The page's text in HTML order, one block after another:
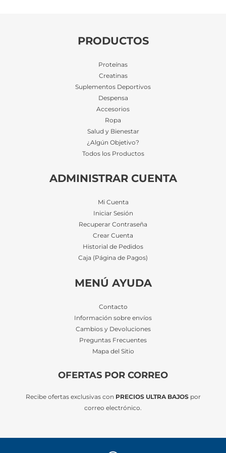
PRODUCTOS
Proteínas
Creatinas
Suplementos Deportivos
Despensa
Accesorios
Ropa
Salud y Bienestar
¿Algún Objetivo?
Todos los Productos
ADMINISTRAR CUENTA
Mi Cuenta
Iniciar Sesión
Recuperar Contraseña
Crear Cuenta
Historial de Pedidos
Caja (Página de Pagos)
MENÚ AYUDA
Contacto
Información sobre envíos
Cambios y Devoluciones
Preguntas Frecuentes
Mapa del Sitio
OFERTAS POR CORREO
Recibe ofertas exclusivas con PRECIOS ULTRA BAJOSpor
correo electrónico.